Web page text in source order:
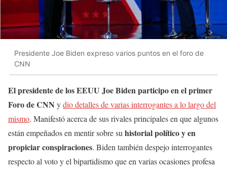
Presidente Joe Biden expreso varios puntos en el foro de
CNN
El presidente de los EEUU Joe Biden participo en el primer
Foro de CNN ydio detalles de varias interrogantes a lo largo del
mismo. Manifestó acerca de sus rivales principales en que algunos
están empeñados en mentir sobre su historial político y en
propiciar conspiraciones. Biden también despejo interrogantes
respecto al voto y el bipartidismo que en varias ocasiones profesa